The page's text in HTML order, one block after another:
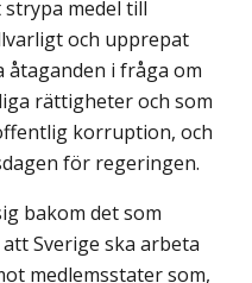
medel till
och upprepat
åtaganden i fråga om
rättigheter och som
korruption, och
för regeringen.
bakom det som
Sverige ska arbeta
medlemsstater som,